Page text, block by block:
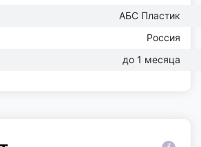
АБС Пластик
Россия
до 1 месяца